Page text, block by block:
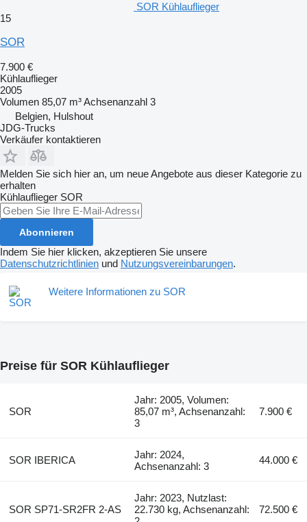
SOR Kühlauflieger
15
SOR
7.900 €
Kühlauflieger
2005
Volumen 85,07 m³Achsenanzahl 3
Belgien, Hulshout
JDG-Trucks
Verkäufer kontaktieren
Melden Sie sich hier an, um neue Angebote aus dieser Kategorie zu
erhalten
Kühlauflieger SOR
Abonnieren
Indem Sie hier klicken, akzeptieren Sie unsere
Datenschutzrichtlinien und Nutzungsvereinbarungen.
Weitere Informationen zu SOR
Preise für SOR Kühlauflieger
SOR
Jahr: 2005, Volumen:
85,07 m³, Achsenanzahl:
3
7.900 €
SOR IBERICA
Jahr: 2024,
Achsenanzahl: 3
44.000 €
SOR SP71-SR2FR 2-AS
Jahr: 2023, Nutzlast:
22.730 kg, Achsenanzahl:
72.500 €